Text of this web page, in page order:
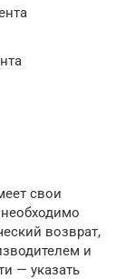
свои
возврат,
и
— указать